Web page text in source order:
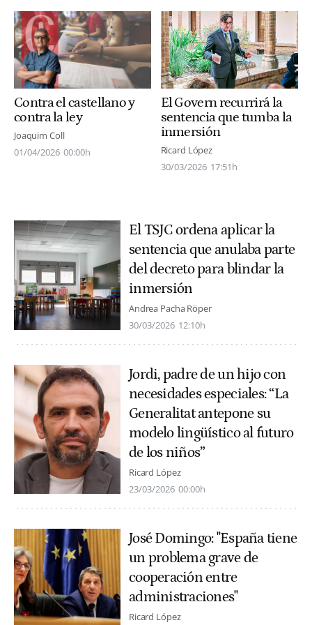
Contra el castellano y
contra la ley
Joaquim Coll
01/04/2026 00:00h
El Govern recurrirá la
sentencia que tumba la
inmersión
Ricard López
30/03/2026 17:51h
El TSJC ordena aplicar la
sentencia que anulaba parte
del decreto para blindar la
inmersión
Andrea Pacha Röper
30/03/2026 12:10h
Jordi, padre de un hijo con
necesidades especiales: “La
Generalitat antepone su
modelo lingüístico al futuro
de los niños”
Ricard López
23/03/2026 00:00h
José Domingo: "España tiene
un problema grave de
cooperación entre
administraciones"
Ricard López